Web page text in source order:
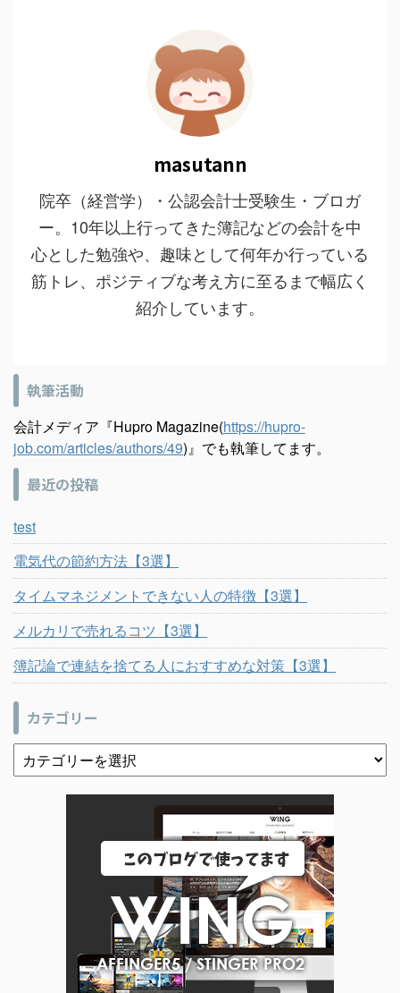
masutann
院卒（経営学）・公認会計士受験生・ブロガ
ー。10年以上行ってきた簿記などの会計を中
心とした勉強や、趣味として何年か行っている
筋トレ、ポジティブな考え方に至るまで幅広く
紹介しています。
執筆活動
会計メディア『Hupro Magazine(https://hupro-
job.com/articles/authors/49)』でも執筆してます。
最近の投稿
test
電気代の節約方法【3選】
タイムマネジメントできない人の特徴【3選】
メルカリで売れるコツ【3選】
簿記論で連結を捨てる人におすすめな対策【3選】
カテゴリー